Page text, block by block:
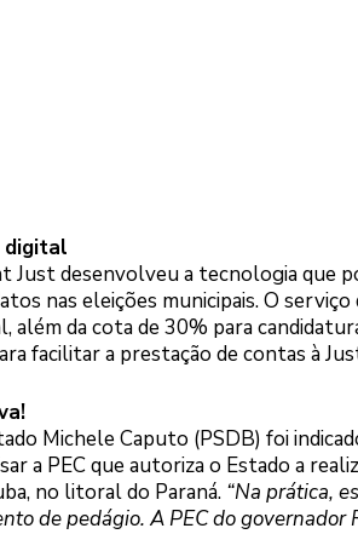
digital
Just desenvolveu a tecnologia que
nas eleições municipais. O
além da cota de 30% para
facilitar a prestação de contas à
Michele Caputo (PSDB) foi
a PEC que autoriza o Estado a
no litoral do Paraná. “Na prática,
de pedágio. A PEC do governador